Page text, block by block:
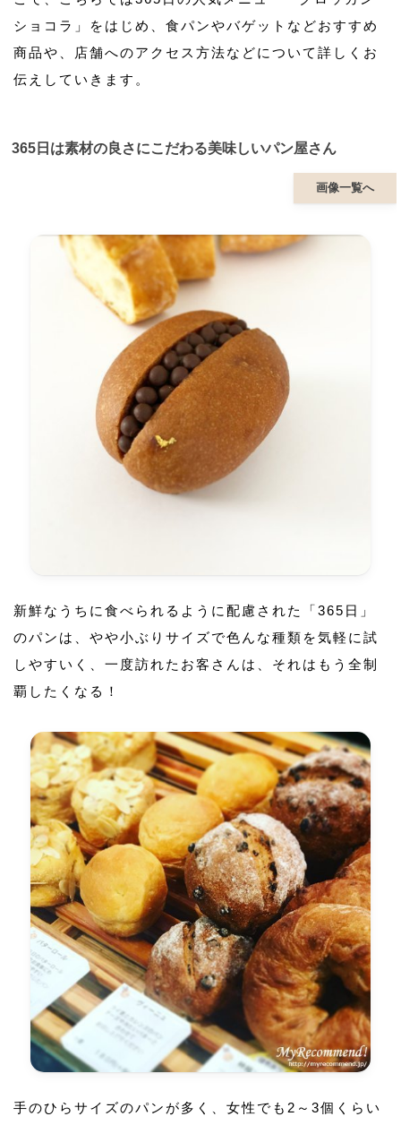
ショコラ」をはじめ、食パンやバゲットなどおすすめ
商品や、店舗へのアクセス方法などについて詳しくお
伝えしていきます。
365日は素材の良さにこだわる美味しいパン屋さん
画像一覧へ
新鮮なうちに食べられるように配慮された「365日」
のパンは、やや小ぶりサイズで色んな種類を気軽に試
しやすいく、一度訪れたお客さんは、それはもう全制
覇したくなる！
手のひらサイズのパンが多く、女性でも2～3個くらい